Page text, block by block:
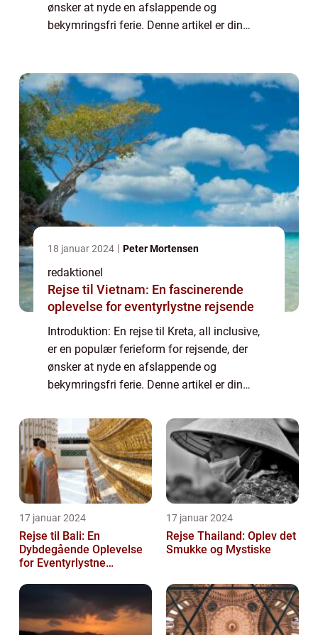
ønsker at nyde en afslappende og
bekymringsfri ferie. Denne artikel er din
18 januar 2024 Peter Mortensen
redaktionel
Rejse til Vietnam: En fascinerende
oplevelse for eventyrlystne rejsende
Introduktion: En rejse til Kreta, all inclusive,
er en populær ferieform for rejsende, der
ønsker at nyde en afslappende og
bekymringsfri ferie. Denne artikel er din
rejse til Kreta all inclusive. Hvad er ...
17 januar 2024
Rejse til Bali: En
Dybdegående Oplevelse
for Eventyrlystne
17 januar 2024
Rejse Thailand: Oplev det
Smukke og Mystiske